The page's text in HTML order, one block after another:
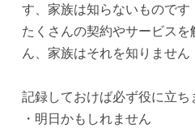
す、家族は知らないものです
たくさんの契約やサービス
ん、家族はそれを知りません
記録しておけば必ず役に立ち
・明日かもしれません